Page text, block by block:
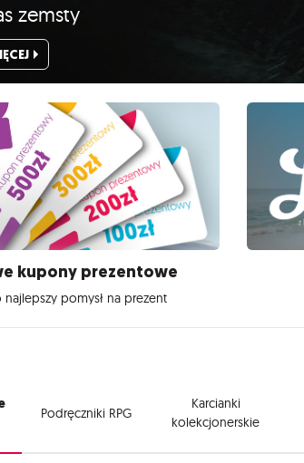
zemsty
kupony prezentowe
pomysł na prezent
Podręczniki RPG
Karcianki
kolekcjonerskie